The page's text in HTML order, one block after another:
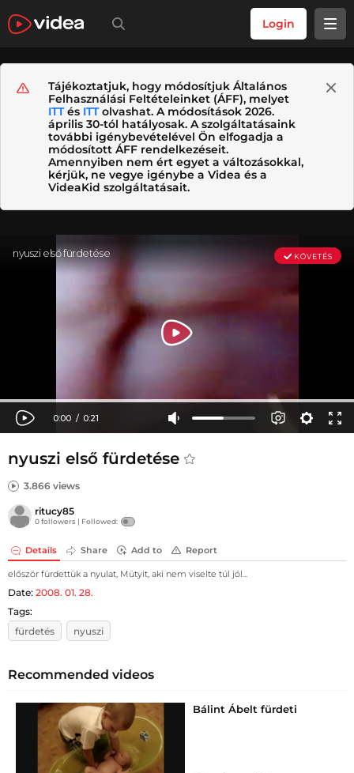
Login
Tájékoztatjuk, hogy módosítjuk Általános
Felhasználási Feltételeinket (ÁFF), melyet
ITTés ITTolvashat. A módosítások 2026.
április 30-tól hatályosak. A szolgáltatásaink
további igénybevételével Ön elfogadja a
módosított ÁFF rendelkezéseit.
Amennyiben nem ért egyet a változásokkal,
kérjük, ne vegye igénybe a Videa és a
VideaKid szolgáltatásait.
nyuszi első fürdetése
3.866 views
ritucy85
0 followers | Followed:
Details Share Add to Report
először fürdettük a nyulat, Mütyit, aki nem viselte túl jól...
Date: 2008. 01. 28.
Tags:
fürdetés
nyuszi
Recommended videos
Bálint Ábelt fürdeti